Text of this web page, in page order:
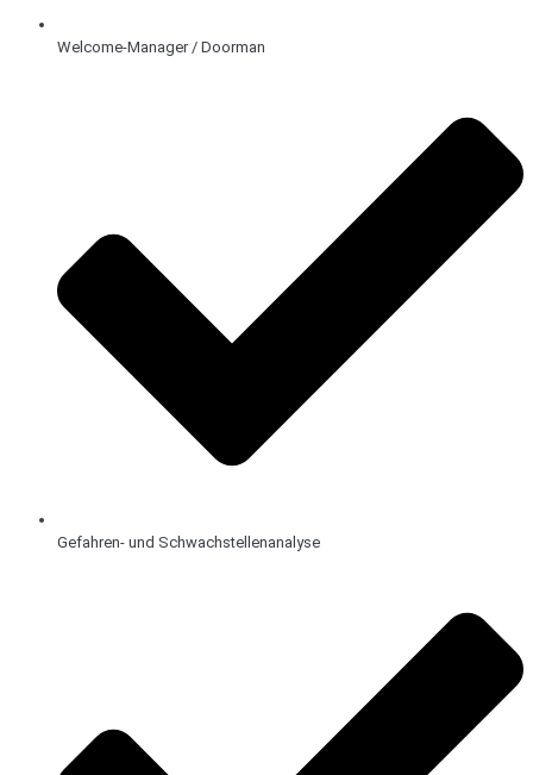
Welcome-Manager / Doorman
Gefahren- und Schwachstellenanalyse